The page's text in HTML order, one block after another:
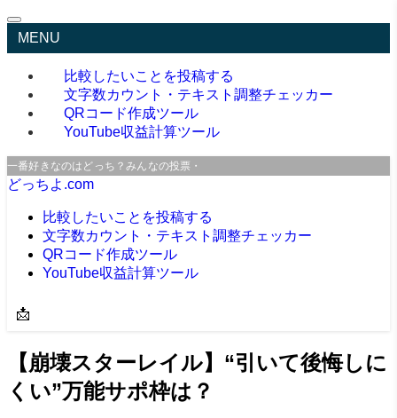
MENU
比較したいことを投稿する
文字数カウント・テキスト調整チェッカー
QRコード作成ツール
YouTube収益計算ツール
一番好きなのはどっち？みんなの投票・口コミサイト
どっちよ.com
比較したいことを投稿する
文字数カウント・テキスト調整チェッカー
QRコード作成ツール
YouTube収益計算ツール
📩
【崩壊スターレイル】“引いて後悔しに
くい”万能サポ枠は？